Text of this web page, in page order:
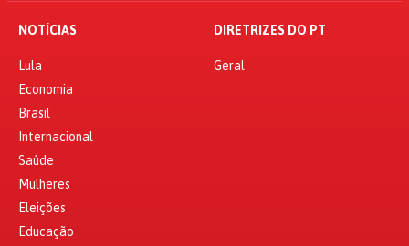
NOTÍCIAS
Lula
Economia
Brasil
Internacional
Saúde
Mulheres
Eleições
Educação
DIRETRIZES DO PT
Geral